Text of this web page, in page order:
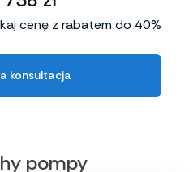
cenę z rabatem do 40%
konsultacja
pompy